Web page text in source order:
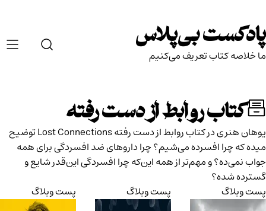
to
content
پادکست بی‌پلاس
ما خلاصه کتاب تعریف می‌کنیم
کتاب روابط از دست رفته
یوهان هنری در کتاب روابط از دست رفته Lost Connections توضیح
میده که چرا افسرده می‌شیم؟ چرا داروهای ضد افسردگی برای همه
جواب نمی‌ده؟ و مهم‌تر از همه این‌که چرا افسردگی این‌قدر شایع و
گسترده شده؟
پست وبلاگ
پست وبلاگ پست وبلاگ